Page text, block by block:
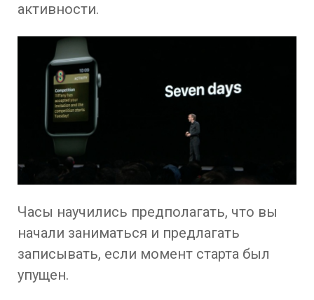
активности.
Часы научились предполагать, что вы
начали заниматься и предлагать
записывать, если момент старта был
упущен.